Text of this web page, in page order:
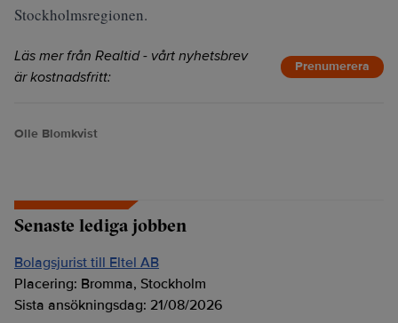
Stockholmsregionen.
Läs mer från Realtid - vårt nyhetsbrev
är kostnadsfritt:
Prenumerera
Olle Blomkvist
Senaste lediga jobben
Bolagsjurist till Eltel AB
Placering: Bromma, Stockholm
Sista ansökningsdag: 21/08/2026